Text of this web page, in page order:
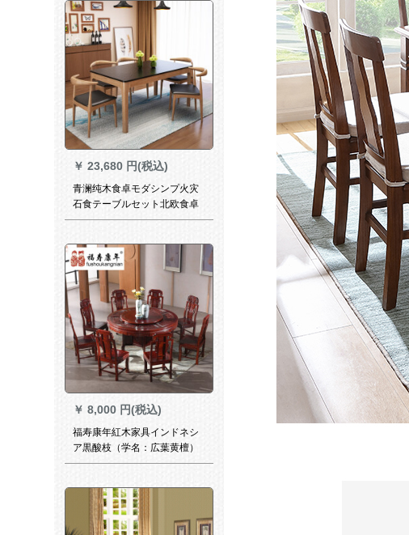
ラシック彫刻テーブルと本革
椅子上質板面テーブル1.38円
テーブル+回転盤+バックルレ
ザーフレーム6脚
￥ 23,680 円(税込)
青澜纯木食卓モダシンプ火灾
石食テーブルセット北欧食卓
ミニテーブル1.3 mテーブル四
￥ 8,000 円(税込)
福寿康年紅木家具インドネシ
ア黒酸枝（学名：広葉黄檀）
新中国式全純木円形回転テー
ダーメイドタイプの写真で